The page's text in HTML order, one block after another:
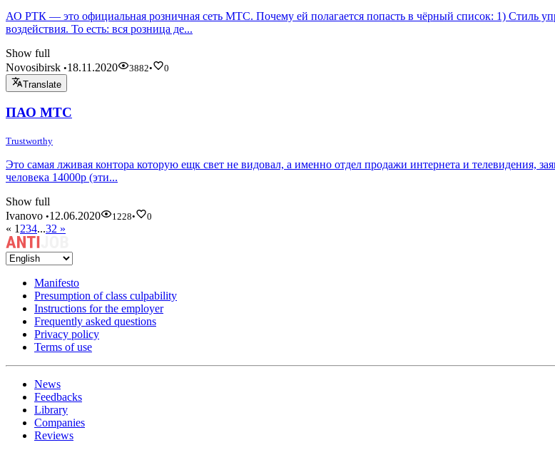
АО РТК — это официальная розничная сеть МТС. Почему ей полагается попасть в чёрный список: 1) Стиль
воздействия. То есть: вся розница де...
Show full
Novosibirsk •18.11.2020 3882•
0
Translate
ПАО МТС
Trustworthy
Это самая лживая контора которую ещк свет не видовал, а именно отдел продажи интернета и телевидения,
человека 14000р (эти...
Show full
Ivanovo •12.06.2020 1228• 0
« 1 234...32 »
Manifesto
Presumption of class culpability
Instructions for the employer
Frequently asked questions
Privacy policy
Terms of use
News
Feedbacks
Library
Companies
Reviews